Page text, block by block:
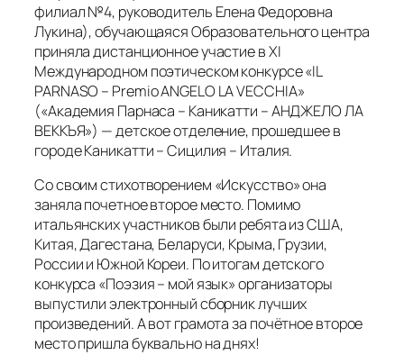
филиал №4, руководитель Елена Федоровна
Лукина), обучающаяся Образовательного центра
приняла дистанционное участие в XI
Международном поэтическом конкурсе «IL
PARNASO – Premio ANGELO LA VECCHIA»
(«Академия Парнаса – Каникатти – АНДЖЕЛО ЛА
ВЕККЪЯ») — детское отделение, прошедшее в
городе Каникатти – Сицилия – Италия.
Со своим стихотворением «Искусство» она
заняла почетное второе место. Помимо
итальянских участников были ребята из США,
Китая, Дагестана, Беларуси, Крыма, Грузии,
России и Южной Кореи. По итогам детского
конкурса «Поэзия – мой язык» организаторы
выпустили электронный сборник лучших
произведений. А вот грамота за почётное второе
место пришла буквально на днях!